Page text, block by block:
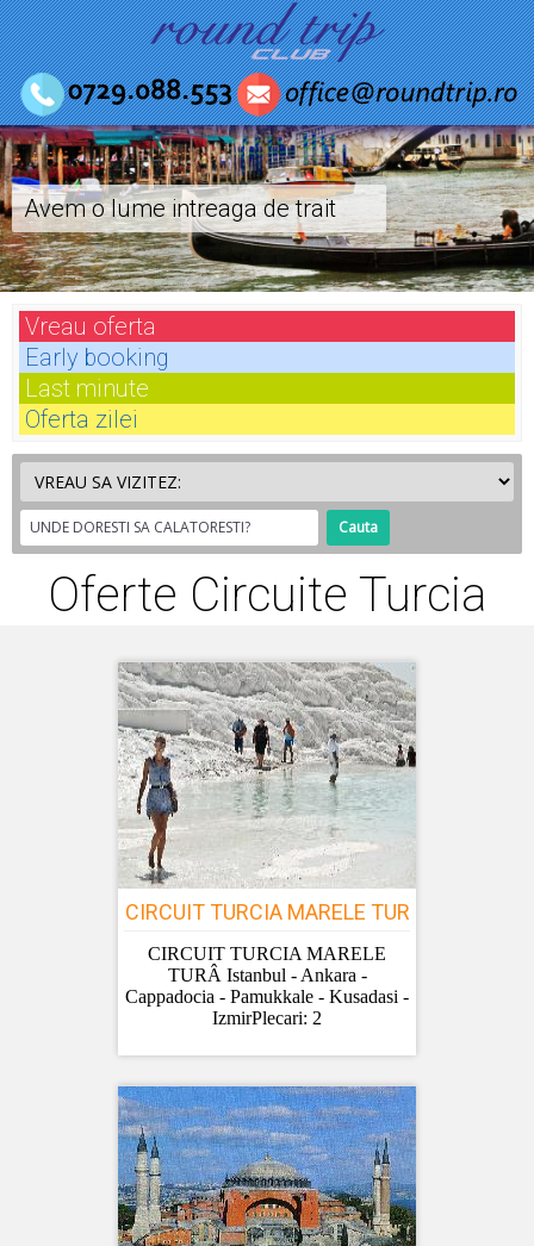
Avem o lume intreaga de trait
Vreau oferta
Early booking
Last minute
Oferta zilei
Oferte Circuite Turcia
CIRCUIT TURCIA MARELE TUR
CIRCUIT TURCIA MARELE
TURÂ Istanbul - Ankara -
Cappadocia - Pamukkale - Kusadasi -
IzmirPlecari: 2